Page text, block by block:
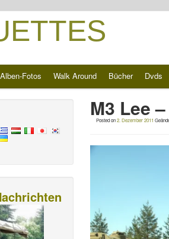
Alben-Fotos Walk Around Bücher Dvds
M3 Lee
Posted on2. Dezember 2011